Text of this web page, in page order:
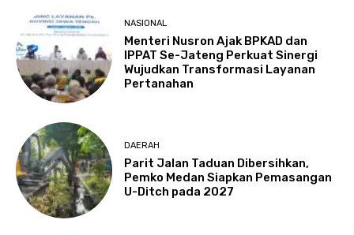
NASIONAL
Menteri Nusron Ajak BPKAD dan
IPPAT Se-Jateng Perkuat Sinergi
Wujudkan Transformasi Layanan
Pertanahan
DAERAH
Parit Jalan Taduan Dibersihkan,
Pemko Medan Siapkan Pemasangan
U-Ditch pada 2027